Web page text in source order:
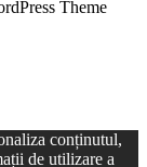
Theme
conținutul,
de utilizare a